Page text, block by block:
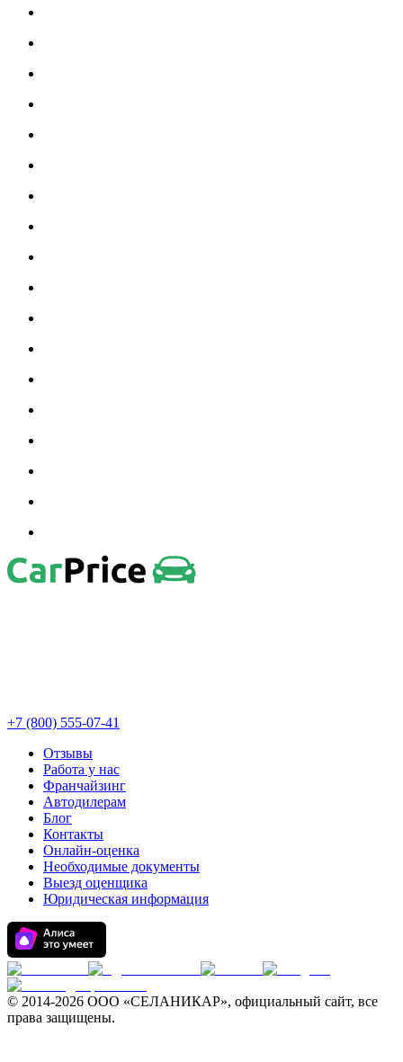
+7 (800) 555-07-41
Отзывы
Работа у нас
Франчайзинг
Автодилерам
Блог
Контакты
Онлайн-оценка
Необходимые документы
Выезд оценщика
Юридическая информация
© 2014-2026 ООО «СЕЛАНИКАР», официальный сайт, все
права защищены.